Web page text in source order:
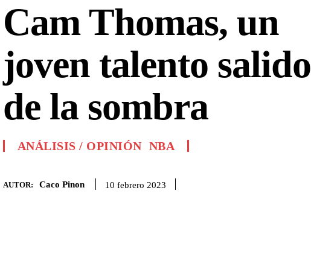
Cam Thomas, un
joven talento salido
de la sombra
ANÁLISIS / OPINIÓN NBA
AUTOR: Caco Pinon 10 febrero 2023